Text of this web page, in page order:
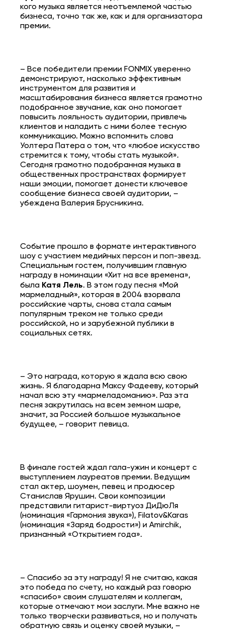
кого музыка является неотъемлемой частью
бизнеса, точно так же, как и для организатора
премии.
– Все победители премии FONMIX уверенно
демонстрируют, насколько эффективным
инструментом для развития и
масштабирования бизнеса является грамотно
подобранное звучание, как оно помогает
повысить лояльность аудитории, привлечь
клиентов и наладить с ними более тесную
коммуникацию. Можно вспомнить слова
Уолтера Патера о том, что «любое искусство
стремится к тому, чтобы стать музыкой».
Сегодня грамотно подобранная музыка в
общественных пространствах формирует
наши эмоции, помогает донести ключевое
сообщение бизнеса своей аудитории, –
убеждена Валерия Брусникина.
Событие прошло в формате интерактивного
шоу с участием медийных персон и поп-звезд.
Специальным гостем, получившим главную
награду в номинации «Хит на все времена»,
была Катя Лель. В этом году песня «Мой
мармеладный», которая в 2004 взорвала
российские чарты, снова стала самым
популярным треком не только среди
российской, но и зарубежной публики в
социальных сетях.
– Это награда, которую я ждала всю свою
жизнь. Я благодарна Максу Фадееву, который
начал всю эту «мармеладоманию». Раз эта
песня закрутилась на всем земном шаре,
значит, за Россией большое музыкальное
будущее, – говорит певица.
В финале гостей ждал гала-ужин и концерт с
выступлением лауреатов премии. Ведущим
стал актер, шоумен, певец и продюсер
Станислав Ярушин. Свои композиции
представили гитарист-виртуоз ДиДюЛя
(номинация «Гармония звука»), Filatov&Karas
(номинация «Заряд бодрости») и Amirchik,
признанный «Открытием года».
– Спасибо за эту награду! Я не считаю, какая
это победа по счету, но каждый раз говорю
«спасибо» своим слушателям и коллегам,
которые отмечают мои заслуги. Мне важно не
только творчески развиваться, но и получать
обратную связь и оценку своей музыки, –